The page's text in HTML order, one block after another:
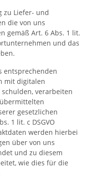
zu Liefer- und
die von uns
gemäß Art. 6 Abs. 1 lit.
und das
entsprechenden
mit digitalen
verarbeiten
gesetzlichen
1 lit. c DSGVO
werden hierbei
über von uns
und zu diesem
wie dies für die